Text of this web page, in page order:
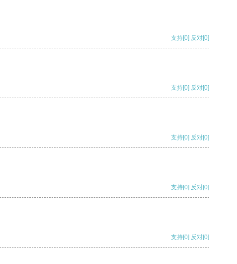
支持[0] 反对[0]
支持[0] 反对[0]
支持[0] 反对[0]
支持[0] 反对[0]
支持[0] 反对[0]